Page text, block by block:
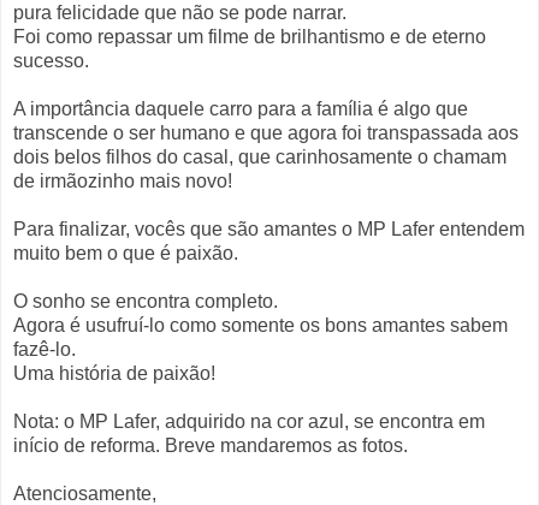
pura felicidade que não se pode narrar.
Foi como repassar um filme de brilhantismo e de eterno
sucesso.
A importância daquele carro para a família é algo que
transcende o ser humano e que agora foi transpassada aos
dois belos filhos do casal, que carinhosamente o chamam
de irmãozinho mais novo!
Para finalizar, vocês que são amantes o MP Lafer entendem
muito bem o que é paixão.
O sonho se encontra completo.
Agora é usufruí-lo como somente os bons amantes sabem
fazê-lo.
Uma história de paixão!
Nota: o MP Lafer, adquirido na cor azul, se encontra em
início de reforma. Breve mandaremos as fotos.
Atenciosamente,